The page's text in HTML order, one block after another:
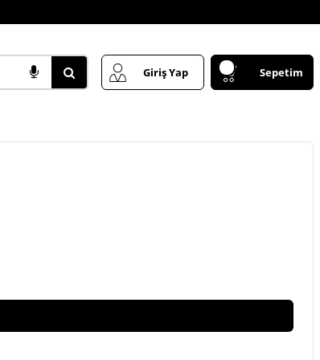
Giriş Yap Sepetim